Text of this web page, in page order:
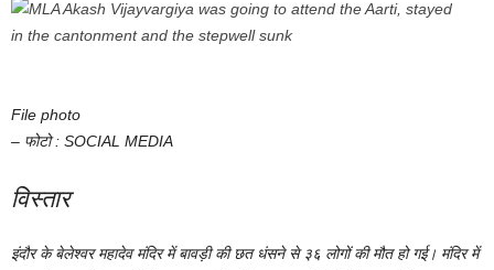
File photo
– फोटो : SOCIAL MEDIA
विस्तार
इंदौर के बेलेश्वर महादेव मंदिर में बावड़ी की छत धंसने से ३६ लोगों की मौत हो गई। मंदिर में